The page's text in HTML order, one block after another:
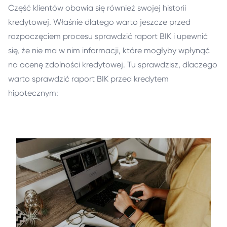
Część klientów obawia się również swojej historii
kredytowej. Właśnie dlatego warto jeszcze przed
rozpoczęciem procesu sprawdzić raport BIK i upewnić
się, że nie ma w nim informacji, które mogłyby wpłynąć
na ocenę zdolności kredytowej. Tu sprawdzisz, dlaczego
warto sprawdzić raport BIK przed kredytem
hipotecznym: